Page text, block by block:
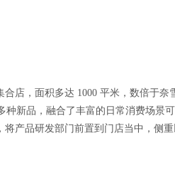
店，面积多达 1000 平米，数倍于奈
新品，融合了丰富的日常消费场景
产品研发部门前置到门店当中，侧